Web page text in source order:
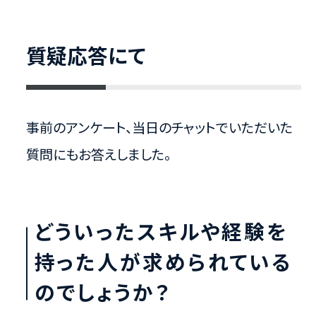
⁩質疑応答にて
事前のアンケート、当日のチャットでいただいた
質問にもお答えしました。
どういったスキルや経験を
持った人が求められている
のでしょうか？